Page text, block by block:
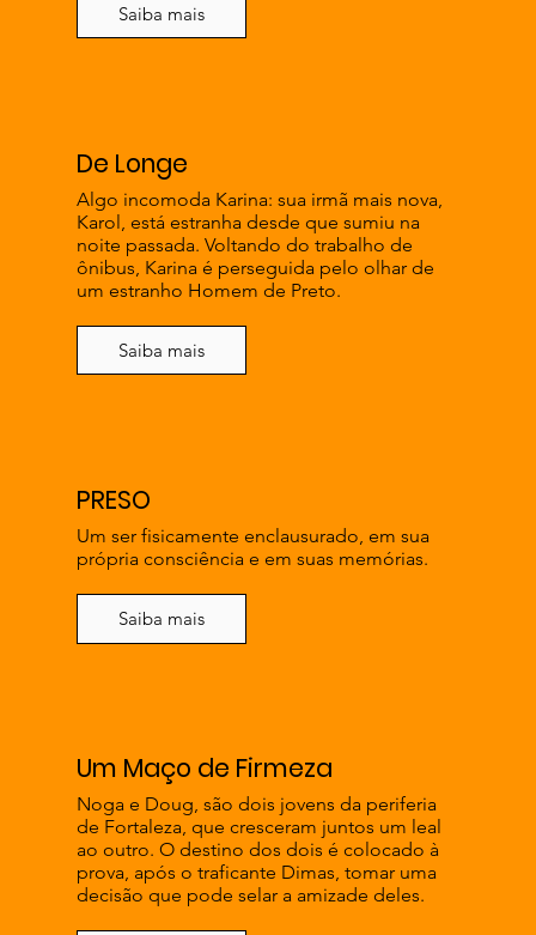
Saiba mais
De Longe
Algo incomoda Karina: sua irmã mais nova,
Karol, está estranha desde que sumiu na
noite passada. Voltando do trabalho de
ônibus, Karina é perseguida pelo olhar de
um estranho Homem de Preto.
Saiba mais
PRESO
Um ser fisicamente enclausurado, em sua
própria consciência e em suas memórias.
Saiba mais
Um Maço de Firmeza
Noga e Doug, são dois jovens da periferia
de Fortaleza, que cresceram juntos um leal
ao outro. O destino dos dois é colocado à
prova, após o traficante Dimas, tomar uma
decisão que pode selar a amizade deles.